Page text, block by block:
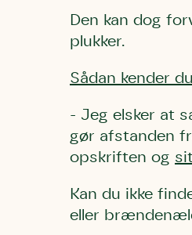
Den kan dog
plukker.
Sådan kender
- Jeg elsker at
gør afstanden
opskriften og
Kan du ikke
eller